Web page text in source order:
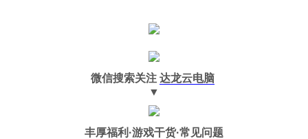
微信搜索关注 达龙云电脑
▼
丰厚福利 ·游戏干货·常见问题